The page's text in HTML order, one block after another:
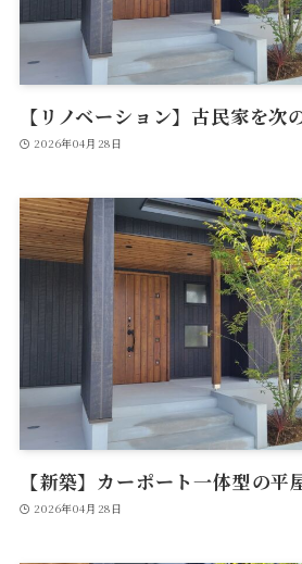
【リノベーション】古民家を次
2026年04月28日
【新築】カーポート一体型の平
2026年04月28日